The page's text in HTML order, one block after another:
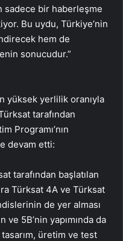
sadece bir haberleşme
Bu uydu, Türkiye’nin
hem de
sonucudur.”
yüksek yerlilik oranıyla
tarafından
Programı’nın
devam etti:
tarafından başlatılan
Türksat 4A ve Türksat
de yer alması
ve 5B’nin yapımında da
üretim ve test